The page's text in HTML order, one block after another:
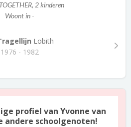
, 2 kinderen
Woont in -
Lobith
1976 - 1982
profiel van Yvonne van
andere schoolgenoten!